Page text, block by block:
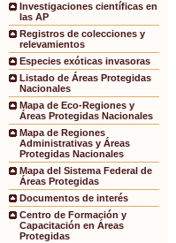
Investigaciones científicas en
las AP
Registros de colecciones y
relevamientos
Especies exóticas invasoras
Listado de Áreas Protegidas
Nacionales
Mapa de Eco-Regiones y
Áreas Protegidas Nacionales
Mapa de Regiones
Administrativas y Áreas
Protegidas Nacionales
Mapa del Sistema Federal de
Áreas Protegidas
Documentos de interés
Centro de Formación y
Capacitación en Áreas
Protegidas